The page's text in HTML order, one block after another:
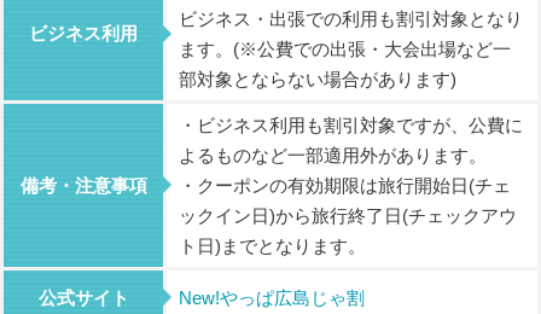
ビジネス利用
ビジネス・出張での利用も割引対象となり
ます。(※公費での出張・大会出場など一
部対象とならない場合があります)
備考・注意事項
・ビジネス利用も割引対象ですが、公費に
よるものなど一部適用外があります。
・クーポンの有効期限は旅行開始日(チェ
ックイン日)から旅行終了日(チェックアウ
ト日)までとなります。
公式サイト New!やっぱ広島じゃ割